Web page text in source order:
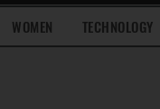
WOMEN TECHNOLOGY